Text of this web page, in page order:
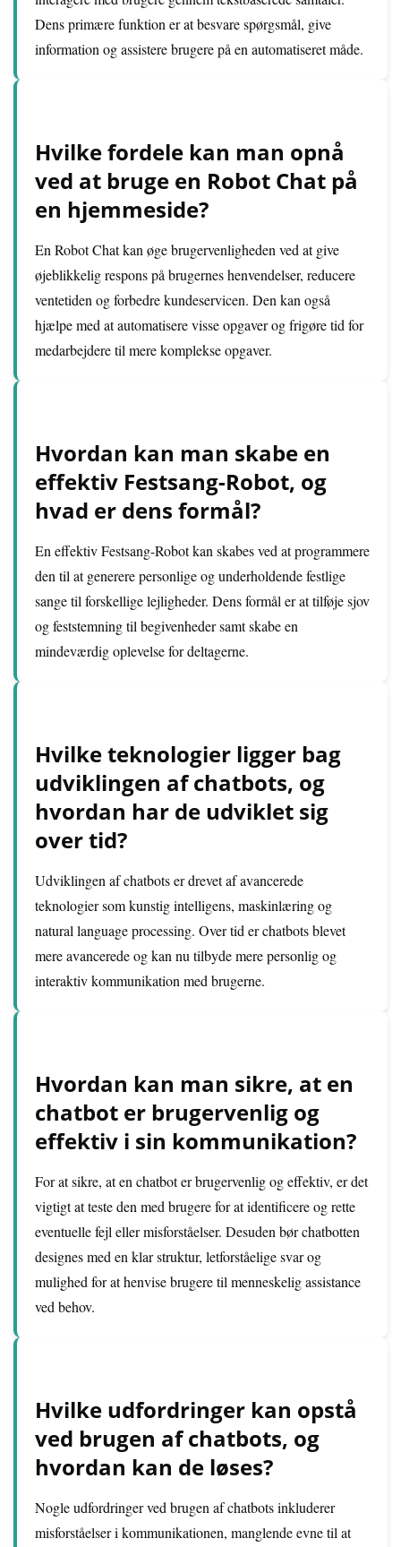
Dens primære funktion er at besvare spørgsmål, give
information og assistere brugere på en automatiseret måde.
Hvilke fordele kan man opnå
ved at bruge en Robot Chat på
en hjemmeside?
En Robot Chat kan øge brugervenligheden ved at give
øjeblikkelig respons på brugernes henvendelser, reducere
ventetiden og forbedre kundeservicen. Den kan også
hjælpe med at automatisere visse opgaver og frigøre tid for
medarbejdere til mere komplekse opgaver.
Hvordan kan man skabe en
effektiv Festsang-Robot, og
hvad er dens formål?
En effektiv Festsang-Robot kan skabes ved at programmere
den til at generere personlige og underholdende festlige
sange til forskellige lejligheder. Dens formål er at tilføje sjov
og feststemning til begivenheder samt skabe en
mindeværdig oplevelse for deltagerne.
Hvilke teknologier ligger bag
udviklingen af chatbots, og
hvordan har de udviklet sig
over tid?
Udviklingen af chatbots er drevet af avancerede
teknologier som kunstig intelligens, maskinlæring og
natural language processing. Over tid er chatbots blevet
mere avancerede og kan nu tilbyde mere personlig og
interaktiv kommunikation med brugerne.
Hvordan kan man sikre, at en
chatbot er brugervenlig og
effektiv i sin kommunikation?
For at sikre, at en chatbot er brugervenlig og effektiv, er det
vigtigt at teste den med brugere for at identificere og rette
eventuelle fejl eller misforståelser. Desuden bør chatbotten
designes med en klar struktur, letforståelige svar og
mulighed for at henvise brugere til menneskelig assistance
ved behov.
Hvilke udfordringer kan opstå
ved brugen af chatbots, og
hvordan kan de løses?
Nogle udfordringer ved brugen af chatbots inkluderer
misforståelser i kommunikationen, manglende evne til at